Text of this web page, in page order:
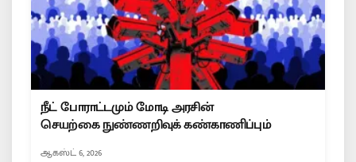
நீட் போராட்டமும் மோடி அரசின்
செயற்கை நுண்ணறிவுக் கண்காணிப்பும்
ஆகஸ்ட் 6, 2026